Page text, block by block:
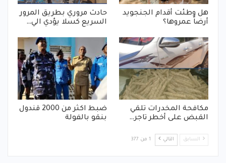
هل وطئت أقدام الجنجويد
أرضاً عمروها؟
حادث مروري بطريق المرور
السريع كسلا يؤدي الي…
مكافحة المخدرات تلقي
القبض على أخطر تاجر…
ضبط اكثر من 2000 قندول
بنقو بالفولة
السابق التالي 1 من 377